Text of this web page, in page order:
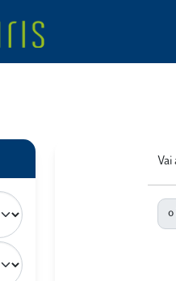
Vai
o